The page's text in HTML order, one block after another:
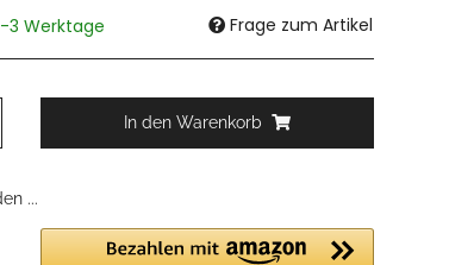
3 Werktage Frage zum Artikel
In den Warenkorb
...